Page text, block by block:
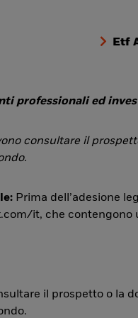
Etf
professionali ed
consultare il
Prima dell’adesione
it, che contengono
il prospetto o la